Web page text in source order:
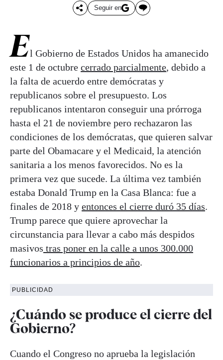
Seguir en
El Gobierno de Estados Unidos ha amanecido
este 1 de octubre cerrado parcialmente, debido a
la falta de acuerdo entre demócratas y
republicanos sobre el presupuesto. Los
republicanos intentaron conseguir una prórroga
hasta el 21 de noviembre pero rechazaron las
condiciones de los demócratas, que quieren salvar
parte del Obamacare y el Medicaid, la atención
sanitaria a los menos favorecidos. No es la
primera vez que sucede. La última vez también
estaba Donald Trump en la Casa Blanca: fue a
finales de 2018 y entonces el cierre duró 35 días.
Trump parece que quiere aprovechar la
circunstancia para llevar a cabo más despidos
masivos tras poner en la calle a unos 300.000
funcionarios a principios de año.
PUBLICIDAD
¿Cuándo se produce el cierre del
Gobierno?
Cuando el Congreso no aprueba la legislación